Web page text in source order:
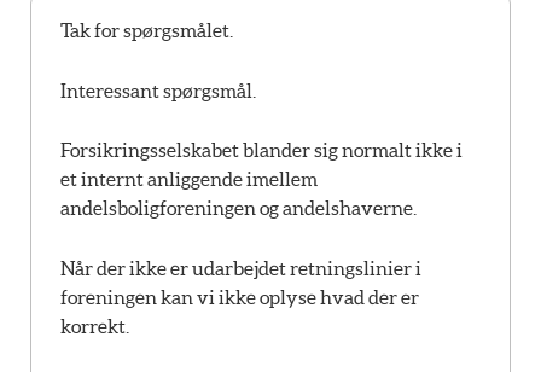
Tak for spørgsmålet.
Interessant spørgsmål.
Forsikringsselskabet blander sig normalt ikke i
et internt anliggende imellem
andelsboligforeningen og andelshaverne.
Når der ikke er udarbejdet retningslinier i
foreningen kan vi ikke oplyse hvad der er
korrekt.